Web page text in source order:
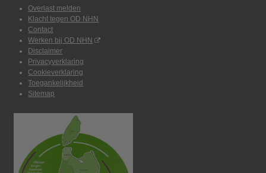
Overlast melden
Klacht tegen OD NHN
Contact
Werken bij OD NHN
Disclaimer
Privacyverklaring
Cookieverklaring
Toegankelijkheid
Sitemap